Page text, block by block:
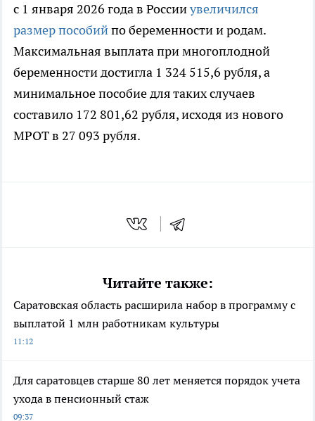
с 1 января 2026 года в Россииувеличился
размер пособийпо беременности и родам.
Максимальная выплата при многоплодной
беременности достигла 1 324 515,6 рубля, а
минимальное пособие для таких случаев
составило 172 801,62 рубля, исходя из нового
МРОТ в 27 093 рубля.
Читайте также:
Саратовская область расширила набор в программу с
выплатой 1 млн работникам культуры
11:12
Для саратовцев старше 80 лет меняется порядок учета
ухода в пенсионный стаж
09:37